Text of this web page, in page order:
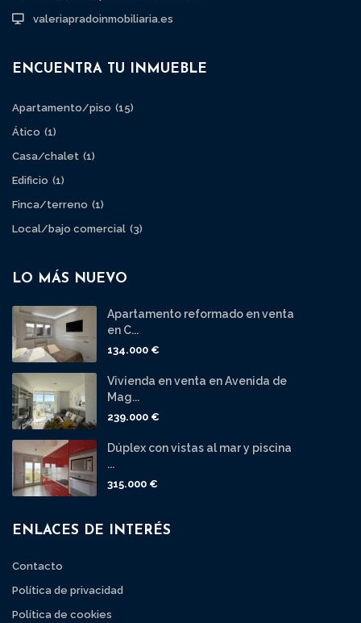
valeriapradoinmobiliaria.es
ENCUENTRA TU INMUEBLE
Apartamento/piso (15)
Ático (1)
Casa/chalet (1)
Edificio (1)
Finca/terreno (1)
Local/bajo comercial (3)
LO MÁS NUEVO
Apartamento reformado en venta
en C...
134.000 €
Vivienda en venta en Avenida de
Mag...
239.000 €
Dúplex con vistas al mar y piscina
...
315.000 €
ENLACES DE INTERÉS
Contacto
Política de privacidad
Política de cookies